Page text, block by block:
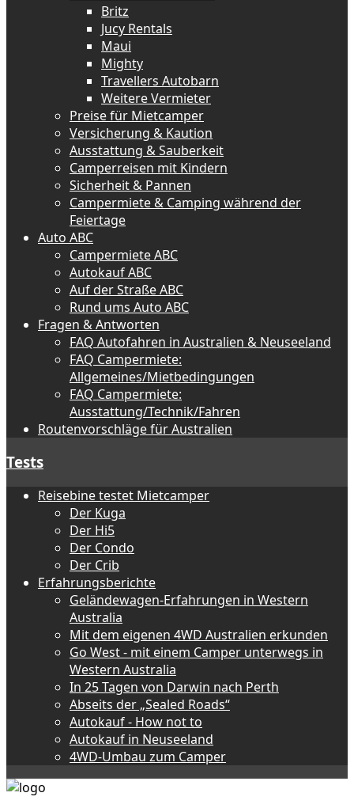
Britz
Jucy Rentals
Maui
Mighty
Travellers Autobarn
Weitere Vermieter
Preise für Mietcamper
Versicherung & Kaution
Ausstattung & Sauberkeit
Camperreisen mit Kindern
Sicherheit & Pannen
Campermiete & Camping während der
Feiertage
Auto ABC
Campermiete ABC
Autokauf ABC
Auf der Straße ABC
Rund ums Auto ABC
Fragen & Antworten
FAQ Autofahren in Australien & Neuseeland
FAQ Campermiete:
Allgemeines/Mietbedingungen
FAQ Campermiete:
Ausstattung/Technik/Fahren
Routenvorschläge für Australien
Tests
Reisebine testet Mietcamper
Der Kuga
Der Hi5
Der Condo
Der Crib
Erfahrungsberichte
Geländewagen-Erfahrungen in Western
Australia
Mit dem eigenen 4WD Australien erkunden
Go West - mit einem Camper unterwegs in
Western Australia
In 25 Tagen von Darwin nach Perth
Abseits der „Sealed Roads“
Autokauf - How not to
Autokauf in Neuseeland
4WD-Umbau zum Camper